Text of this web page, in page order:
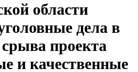
области
дела в
срыва проекта
и качественные